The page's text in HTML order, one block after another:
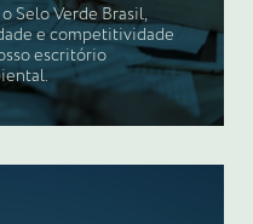
Selo Verde Brasil,
e competitividade
escritório